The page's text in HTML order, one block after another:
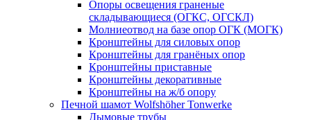
Опоры освещения граненые
складывающиеся (ОГКС, ОГСКЛ)
Молниеотвод на базе опор ОГК (МОГК)
Кронштейны для силовых опор
Кронштейны для гранёных опор
Кронштейны приставные
Кронштейны декоративные
Кронштейны на ж/б опору
Печной шамот Wolfshöher Tonwerke
Дымовые трубы